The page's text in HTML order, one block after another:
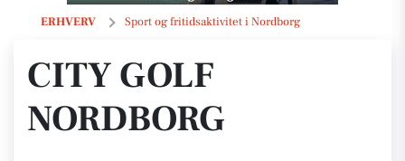
ERHVERV Sport og fritidsaktivitet i Nordborg
City Golf Nordborg
CITY GOLF
NORDBORG